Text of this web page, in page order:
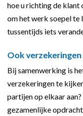
hoe u richting de
om het werk soepel te
tussentijds iets
Ook verzekeringen
Bij samenwerking is
verzekeringen te
partijen op elkaar
gezamenlijke